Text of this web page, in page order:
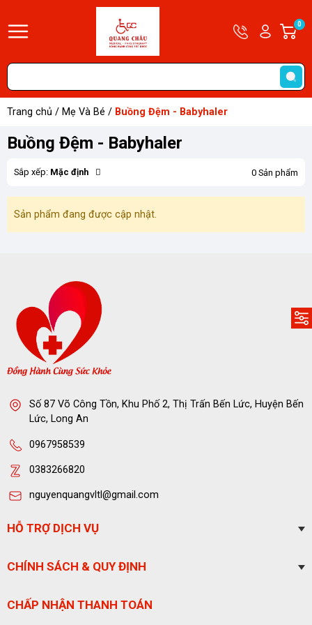
HotlineTài
khoản
Khách
0
Trang chủ / Mẹ Và Bé / Buồng Đệm - Babyhaler
Buồng Đệm - Babyhaler
Sắp xếp: Mặc định 0 Sản phẩm
Sản phẩm đang được cập nhật.
Số 87 Võ Công Tồn, Khu Phố 2, Thị Trấn Bến Lức, Huyện Bến
Lức, Long An
0967958539
0383266820
nguyenquangvltl@gmail.com
HỖ TRỢ DỊCH VỤ
CHÍNH SÁCH & QUY ĐỊNH
CHẤP NHẬN THANH TOÁN